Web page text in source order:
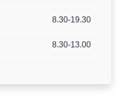
8.30-19.30
8.30-13.00